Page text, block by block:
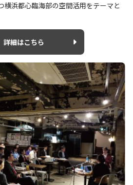
横浜都心臨海部の空間活用をテーマと
詳細はこちら